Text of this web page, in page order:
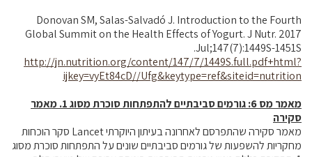
Donovan SM, Salas-Salvadó J. Introduction to the Fourth
Global Summit on the Health Effects of Yogurt. J Nutr. 2017
Jul;147(7):1449S-1451S.
http://jn.nutrition.org/content/147/7/1449S.full.pdf+html?
ijkey=vyEt84cD//Ufg&keytype=ref&siteid=nutrition
מאמר מס 6: גורמים סביבתיים להתפתחות סוכרת מסוג 1. מאמר
סקירה
מאמר סקירה שהתפרסם לאחרונה בעיתון היוקרתי Lancet סקר הוכחות
מחקריות להשפעות של גורמים סביבתיים שונים על התפתחות סוכרת מסוג